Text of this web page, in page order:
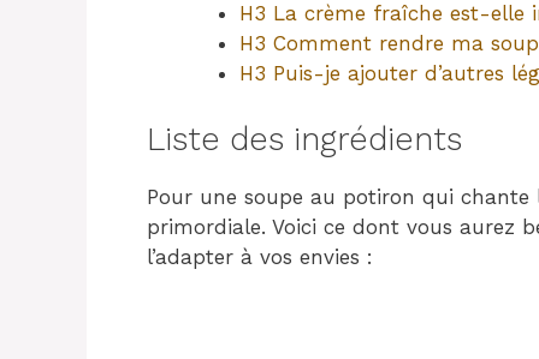
H3 La crème fraîche est-elle
H3 Comment rendre ma
H3 Puis-je ajouter d’autres
Liste des ingrédients
Pour une soupe au potiron qui
primordiale. Voici ce dont vous aurez
l’adapter à vos envies :